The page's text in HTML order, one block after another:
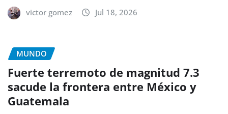
victor gomez Jul 18, 2026
MUNDO
Fuerte terremoto de magnitud 7.3
sacude la frontera entre México y
Guatemala